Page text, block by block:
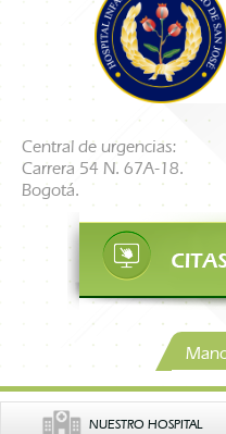
Central de urgencias:
Carrera 54 N. 67A-18.
Bogotá.
NUESTRO HOSPITAL